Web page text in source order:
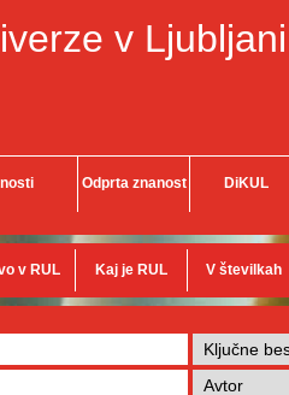
v Ljubljani
Odprta znanost DiKUL
v RUL Kaj je RUL V številkah